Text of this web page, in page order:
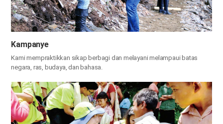
Kampanye
Kami mempraktikkan sikap berbagi dan melayani melampaui batas
negara, ras, budaya, dan bahasa.